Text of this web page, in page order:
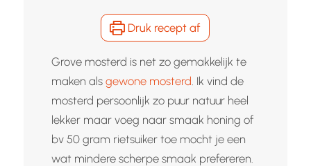
Druk recept af
Grove mosterd is net zo gemakkelijk te
maken als gewone mosterd. Ik vind de
mosterd persoonlijk zo puur natuur heel
lekker maar voeg naar smaak honing of
bv 50 gram rietsuiker toe mocht je een
wat mindere scherpe smaak prefereren.